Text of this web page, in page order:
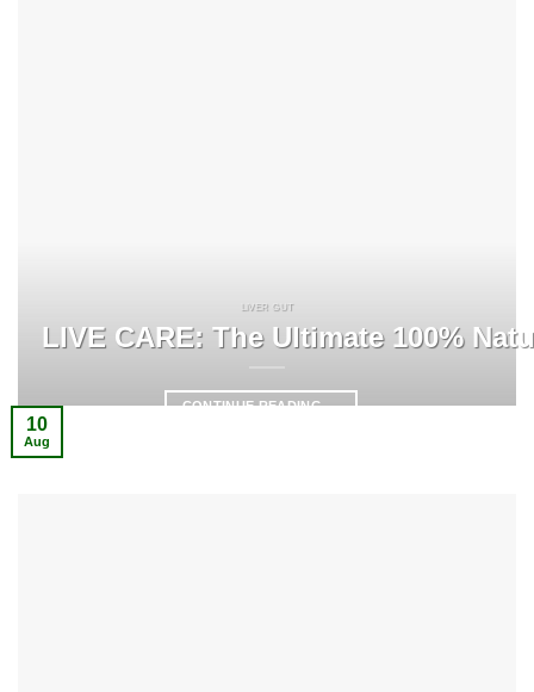
LIVER GUT
LIVE CARE: The Ultimate 100%
CONTINUE READING→
10
Aug